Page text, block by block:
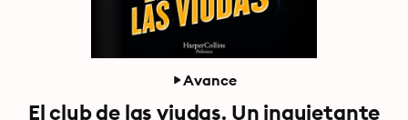
Avance
El club de las viudas. Un inquietante